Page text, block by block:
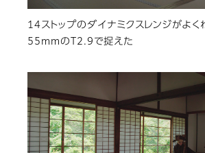
14ストップのダイナミクスレンジがよ
55mmのT2.9で捉えた